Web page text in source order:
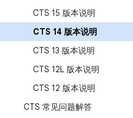
CTS 15 版本说明
CTS 14 版本说明
CTS 13 版本说明
CTS 12L 版本说明
CTS 12 版本说明
CTS 常见问题解答